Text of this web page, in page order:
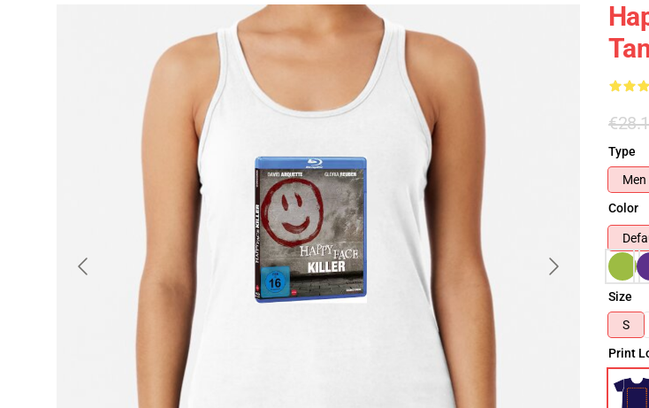
Type
Men
Color
Size
S
Print